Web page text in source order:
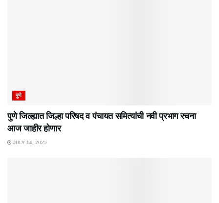
पुणे
पुणे जिल्ह्यात जिल्हा परिषद व पंचायत समित्यांची नवी प्रभाग रचना
आज जाहीर होणार
JULY 14, 2025